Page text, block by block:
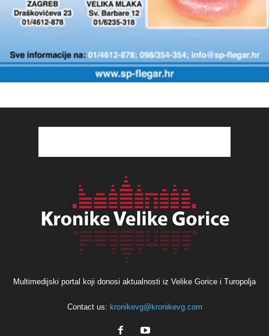
Multimedijski portal koji donosi aktualnosti iz Velike Gorice i Turopolja
Contact us: kronikevg@kronikevg.com